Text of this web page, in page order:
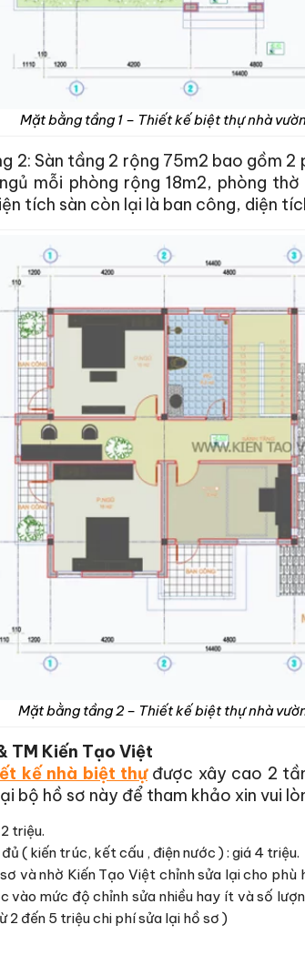
Mặt bằng tầng 1 – Thiết kế biệt thự nhà
2: Sàn tầng 2 rộng 75m2 bao gồm 2
mỗi phòng rộng 18m2, phòng
tích sàn còn lại là ban công, diện
Mặt bằng tầng 2 – Thiết kế biệt thự nhà
TM Kiến Tạo Việt
kế nhà biệt thựđược xây cao 2
bộ hồ sơ này để tham khảo xin vui
triệu.
( kiến trúc, kết cấu , điện nước ) : giá 4 triệu.
và nhờ Kiến Tạo Việt chỉnh sửa lại cho
mức độ chỉnh sửa nhiều hay ít và số
2 đến 5 triệu chi phí sửa lại hồ sơ )